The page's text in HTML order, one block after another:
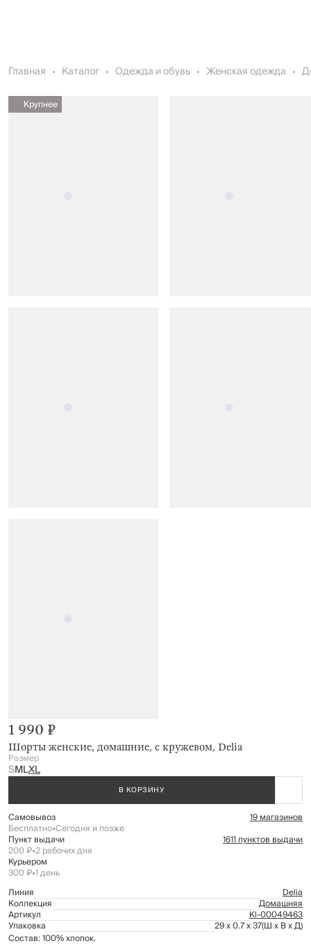
Главная Каталог Одежда и обувь Женская одежда
Крупнее
Шорты женские, домашние, с кружевом, Delia
1 990 ₽
Размер
SMLXL
В КОРЗИНУ
Самовывоз 19 магазинов
Бесплатно•Сегодня и позже
Пункт выдачи 1611 пунктов выдачи
200 ₽•2 рабочих дня
Курьером
300 ₽•1 день
Линия
Delia
Коллекция Домашняя
Артикул Kl-00049463
Упаковка 29 x 0.7 x 37(Ш x В x Д)
Состав: 100% хлопок.